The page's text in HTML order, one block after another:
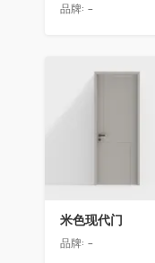
品牌: -
收藏
米色现代门
品牌: -